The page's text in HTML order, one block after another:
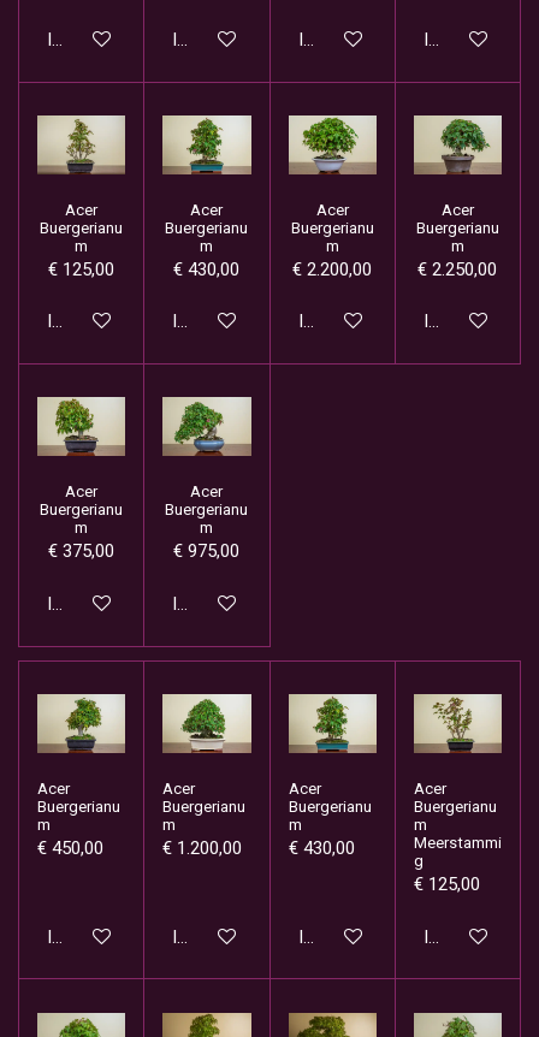
In winkelwagen In winkelwagen In winkelwagen In
Acer
Buergerianu
m
€ 125,00
In winkelwagen
Acer
Buergerianu
m
€ 430,00
In winkelwagen
Acer
Buergerianu
m
€ 2.200,00
In winkelwagen
Acer
Buergerianu
m
€ 2.250,00
In
Acer
Buergerianu
m
€ 375,00
In winkelwagen
Acer
Buergerianu
m
€ 975,00
In winkelwagen
Acer
Buergerianu
m
€ 450,00
In winkelwagen
Acer
Buergerianu
m
€ 1.200,00
In winkelwagen
Acer
Buergerianu
m
€ 430,00
In winkelwagen
Acer
Buergerianu
m
Meerstammi
g
€ 125,00
In